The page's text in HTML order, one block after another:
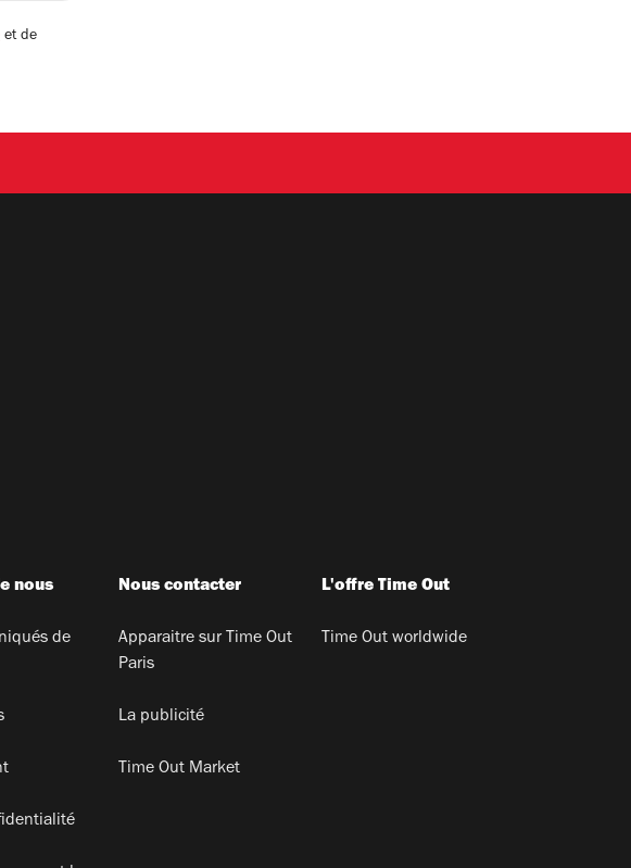
et de
nous
de
Nous contacter
Apparaitre sur Time Out
Paris
La publicité
Time Out Market
L'offre Time Out
Time Out worldwide